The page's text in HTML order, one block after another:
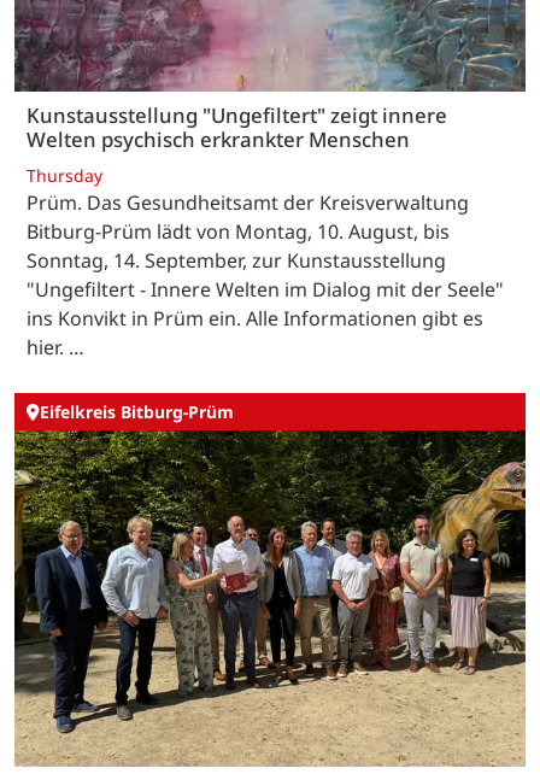
Kunstausstellung "Ungefiltert" zeigt innere
Welten psychisch erkrankter Menschen
Thursday
Prüm. Das Gesundheitsamt der Kreisverwaltung
Bitburg-Prüm lädt von Montag, 10. August, bis
Sonntag, 14. September, zur Kunstausstellung
"Ungefiltert - Innere Welten im Dialog mit der Seele"
ins Konvikt in Prüm ein. Alle Informationen gibt es
hier. …
Eifelkreis Bitburg-Prüm